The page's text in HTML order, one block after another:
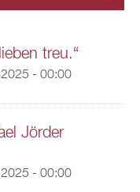
treu.“
- 00:00
Jörder
- 00:00